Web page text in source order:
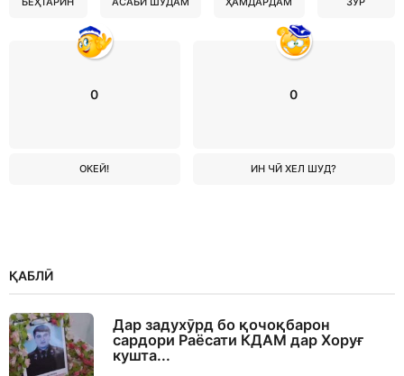
0
ОКЕЙ!
0
ИН ЧӢ ХЕЛ ШУД?
ҚАБЛӢ
Дар задухӯрд бо қочоқбарон
сардори Раёсати КДАМ дар Хоруғ
кушта...